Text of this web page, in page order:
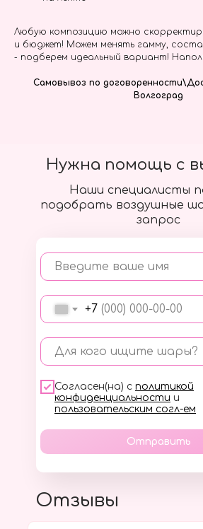
Любую композицию можно
и бюджет! Можем менять гамму,
- подберем идеальный вариант!
Самовывоз по
Волгоград
Наши специалисты
подобрать воздушные
запрос
Введите ваше имя
+7
Для кого ищите шары?
Согласен(на) с политикой
конфиденциальности и
пользовательским согл-ем
Отправить
Нужна помощь с
Отзывы